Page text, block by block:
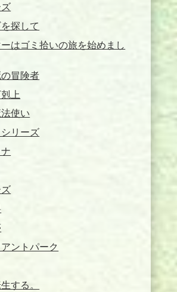
探して
はゴミ拾いの旅を始めまし
冒険者
上
使い
リーズ
ントパーク
する。